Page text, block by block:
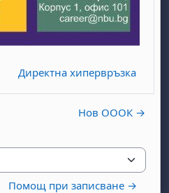
Директна хипервръзка
Нов ОООК →
Помощ при записване →